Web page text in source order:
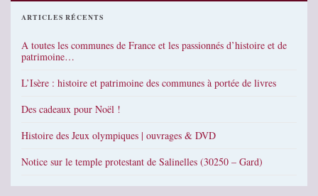
ARTICLES RÉCENTS
A toutes les communes de France et les passionnés d’histoire et de
patrimoine…
L’Isère : histoire et patrimoine des communes à portée de livres
Des cadeaux pour Noël !
Histoire des Jeux olympiques | ouvrages & DVD
Notice sur le temple protestant de Salinelles (30250 – Gard)